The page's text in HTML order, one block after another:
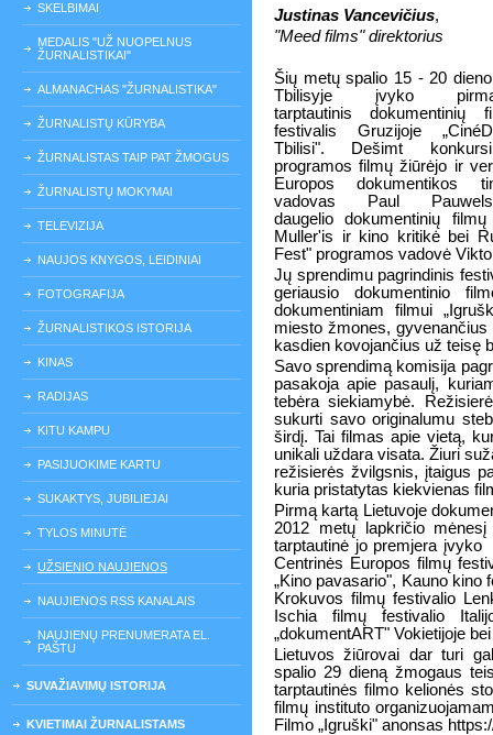
SKELBIMAI
MEDALIS "UŽ NUOPELNUS
ŽURNALISTIKAI"
ALMANACHAS "ŽURNALISTIKA"
ŽURNALISTŲ KŪRYBA
ŽURNALISTAS TAIP PAT ŽMOGUS
ŽURNALISTŲ MOKYMAI
TELEVIZIJA
NAUJOS KNYGOS, LEIDINIAI
FOTOGRAFIJA
ŽURNALISTIKOS ISTORIJA
KINAS
RADIJAS
KITU KAMPU
PASIJUOKIME KARTU
SUKAKTYS, JUBILIEJAI
TYLOS MINUTĖ
UŽSIENIO NAUJIENOS
NAUJIENOS RSS KANALAIS
NAUJIENŲ PRENUMERATA EL.
PAŠTU
SUVAŽIAVIMŲ ISTORIJA
KVIETIMAI ŽURNALISTAMS
Justinas Vancevičius,
"Meed films" direktorius
Šių metų spalio 15 - 20
Tbilisyje įvyko
tarptautinis dokumentinių
festivalis Gruzijoje
Tbilisi". Dešimt
programos filmų žiūrėjo ir
Europos dokumentikos
vadovas Paul
daugelio dokumentinių
Muller'is ir kino kritikė bei
Fest" programos vadovė
Jų sprendimu pagrindinis
geriausio dokumentinio
dokumentiniam filmui
miesto žmones,
kasdien kovojančius už teisę
Savo sprendimą komisija
pasakoja apie pasaulį,
tebėra siekiamybė.
sukurti savo originalumu
širdį. Tai filmas apie vietą,
unikali uždara visata. Žiuri
režisierės žvilgsnis, įtaigus
kuria pristatytas kiekvienas
Pirmą kartą Lietuvoje
2012 metų lapkričio
tarptautinė jo premjera įvyko
Centrinės Europos filmų
„Kino pavasario", Kauno kino
Krokuvos filmų festivalio
Ischia filmų festivalio
„dokumentART" Vokietijoje
Lietuvos žiūrovai dar turi
spalio 29 dieną žmogaus
tarptautinės filmo kelionės
filmų instituto
Filmo „Igruški" anonsas